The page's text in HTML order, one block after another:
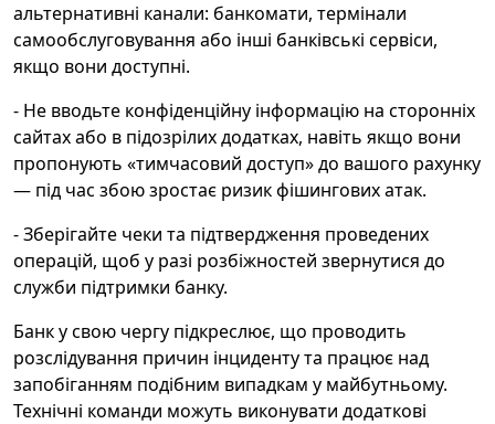
альтернативні канали: банкомати, термінали
самообслуговування або інші банківські сервіси,
якщо вони доступні.
- Не вводьте конфіденційну інформацію на сторонніх
сайтах або в підозрілих додатках, навіть якщо вони
пропонують «тимчасовий доступ» до вашого рахунку
— під час збою зростає ризик фішингових атак.
- Зберігайте чеки та підтвердження проведених
операцій, щоб у разі розбіжностей звернутися до
служби підтримки банку.
Банк у свою чергу підкреслює, що проводить
розслідування причин інциденту та працює над
запобіганням подібним випадкам у майбутньому.
Технічні команди можуть виконувати додаткові